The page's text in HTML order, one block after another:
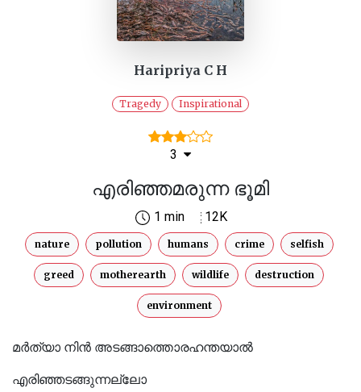
Haripriya C H
Tragedy Inspirational
3
എരിഞ്ഞമരുന്ന ഭൂമി
1 min 12K
nature pollution humans crime selfish
greed motherearth wildlife destruction
environment
മർത്യാ നിൻ അടങ്ങാത്തൊരഹന്തയാൽ
എരിഞ്ഞടങ്ങുന്നല്ലോ